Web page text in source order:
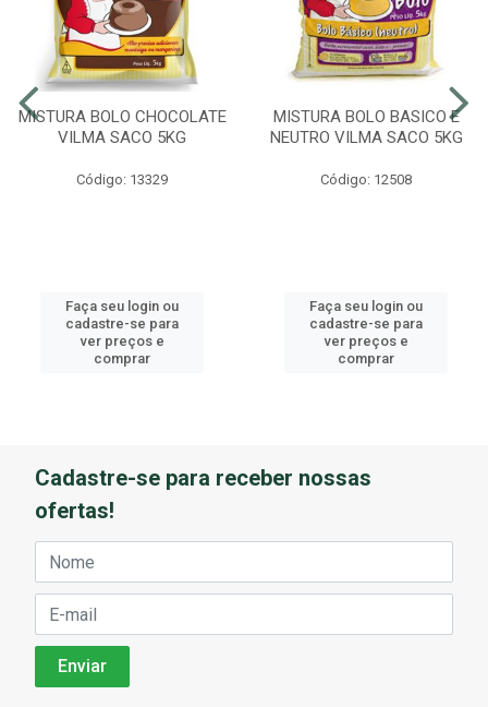
MISTURA BOLO CHOCOLATE
VILMA SACO 5KG
Código: 13329
Faça seu login ou
cadastre-se para
ver preços e
comprar
MISTURA BOLO BASICO E
NEUTRO VILMA SACO 5KG
Código: 12508
Faça seu login ou
cadastre-se para
ver preços e
comprar
Cadastre-se para receber nossas
ofertas!